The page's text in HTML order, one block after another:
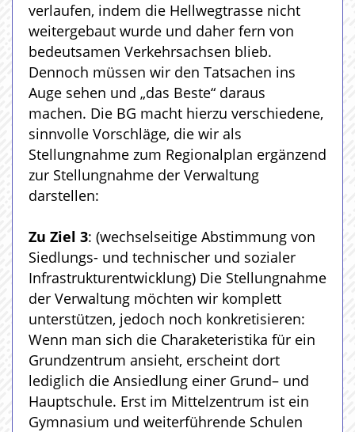
verlaufen, indem die Hellwegtrasse nicht
weitergebaut wurde und daher fern von
bedeutsamen Verkehrsachsen blieb.
Dennoch müssen wir den Tatsachen ins
Auge sehen und „das Beste“ daraus
machen. Die BG macht hierzu verschiedene,
sinnvolle Vorschläge, die wir als
Stellungnahme zum Regionalplan ergänzend
zur Stellungnahme der Verwaltung
darstellen:
Zu Ziel 3: (wechselseitige Abstimmung von
Siedlungs- und technischer und sozialer
Infrastrukturentwicklung) Die Stellungnahme
der Verwaltung möchten wir komplett
unterstützen, jedoch noch konkretisieren:
Wenn man sich die Charaketeristika für ein
Grundzentrum ansieht, erscheint dort
lediglich die Ansiedlung einer Grund– und
Hauptschule. Erst im Mittelzentrum ist ein
Gymnasium und weiterführende Schulen